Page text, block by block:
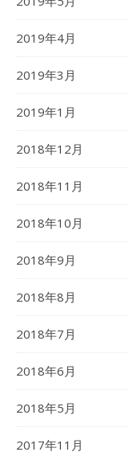
2019年4月
2019年3月
2019年1月
2018年12月
2018年11月
2018年10月
2018年9月
2018年8月
2018年7月
2018年6月
2018年5月
2017年11月